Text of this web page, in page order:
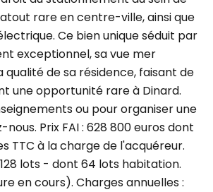
rare en centre-ville, ainsi que
Ce bien unique séduit par
exceptionnel, sa vue mer
de sa résidence, faisant de
une opportunité rare à Dinard.
ou pour organiser une
Prix FAI : 628 800 euros dont
TTC à la charge de l'acquéreur.
lots - dont 64 lots habitation.
en cours). Charges annuelles :